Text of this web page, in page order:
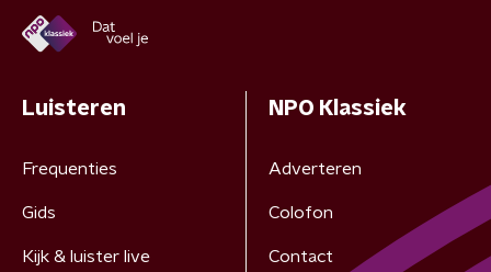
Luisteren
Frequenties
Gids
Kijk & luister live
NPO Klassiek
Adverteren
Colofon
Contact